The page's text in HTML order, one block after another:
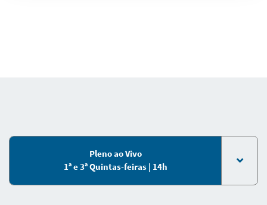
Pleno ao Vivo
1ª e 3ª Quintas-feiras | 14h